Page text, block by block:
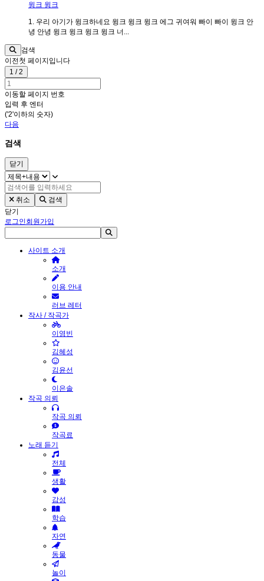
윙크 윙크
1. 우리 아기가 윙크하네요 윙크 윙크 윙크 에그 귀여워 빠이 빠이 윙크 안
녕 안녕 윙크 윙크 윙크 윙크 너...
검색
이전첫 페이지입니다
1 / 2
이동할 페이지 번호
입력 후 엔터
('2'이하의 숫자)
다음
검색
닫기
취소
검색
닫기
로그인회원가입
사이트 소개
소개
이용 안내
러브 레터
작사 / 작곡가
이영빈
김혜성
김윤선
이은솔
작곡 의뢰
작곡 의뢰
작곡료
노래 듣기
전체
생활
감성
학습
자연
동물
놀이